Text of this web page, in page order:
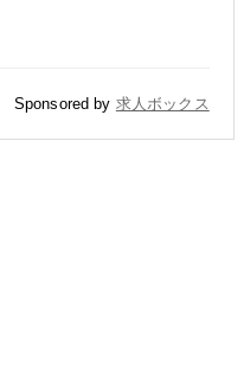
Sponsored by 求人ボックス